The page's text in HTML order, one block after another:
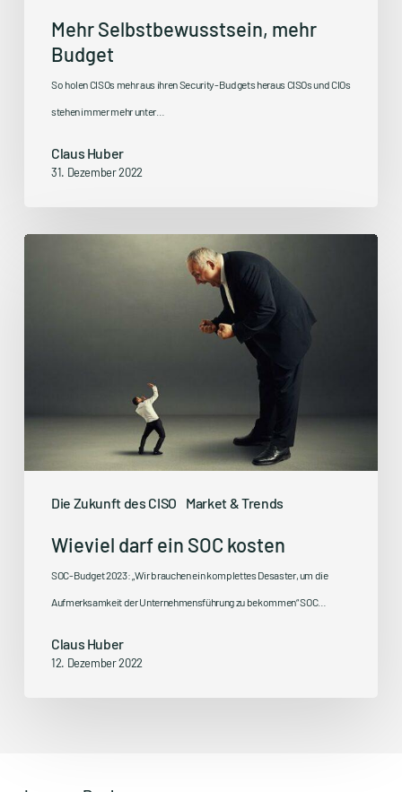
Mehr Selbstbewusstsein, mehr
Budget
So holen CISOs mehr aus ihren Security-Budgets heraus CISOs und CIOs
stehen immer mehr unter…
Claus Huber
31. Dezember 2022
Die Zukunft des CISO Market & Trends
Wieviel darf ein SOC kosten
SOC-Budget 2023: „Wir brauchen ein komplettes Desaster, um die
Aufmerksamkeit der Unternehmensführung zu bekommen“ SOC…
Claus Huber
12. Dezember 2022